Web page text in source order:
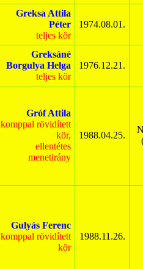
Greksa Attila
Péter
teljes kör
1974.08.01.
Greksáné
Borgulya Helga
teljes kör
1976.12.21.
Gróf Attila
komppal rövidített
kör,
ellentétes
menetirány
1988.04.25.
Gulyás Ferenc
komppal rövidített
kör
1988.11.26.